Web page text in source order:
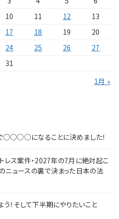
10 11 12
13
17 18 19
20
24 25 26
27
31
1月 »
○○○○になることに決めました！
レス案件・2027年の7月に絶対起こ
ニュースの裏で決まった日本の法
！そして下半期にやりたいこと